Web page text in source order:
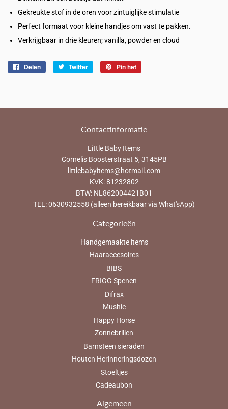
Gekreukte stof in de oren voor zintuiglijke stimulatie
Perfect formaat voor kleine handjes om vast te pakken.
Verkrijgbaar in drie kleuren; vanilla, powder en cloud
Delen
Delen
Twitter
TwitterenPin het
Contactinformatie
Little Baby Items
Cornelis Boosterstraat 5, 3145PB
littlebabyitems@hotmail.com
KVK: 81232802
BTW: NL862004421B01
TEL: 0630932558 (alleen bereikbaar via What'sApp)
Categorieën
Handgemaakte items
Haaraccesoires
BIBS
FRIGG Spenen
Difrax
Mushie
Happy Horse
Zonnebrillen
Barnsteen sieraden
Houten Herinneringsdozen
Stoeltjes
Cadeaubon
Algemeen